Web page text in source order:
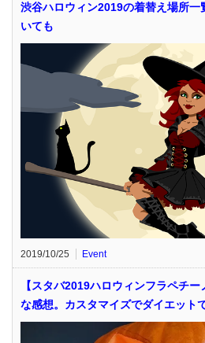
渋谷ハロウィン2019の着替え場所
いても
2019/10/25 Event
【スタバ2019ハロウィンフラペチ
な感想。カスタマイズでダイエット